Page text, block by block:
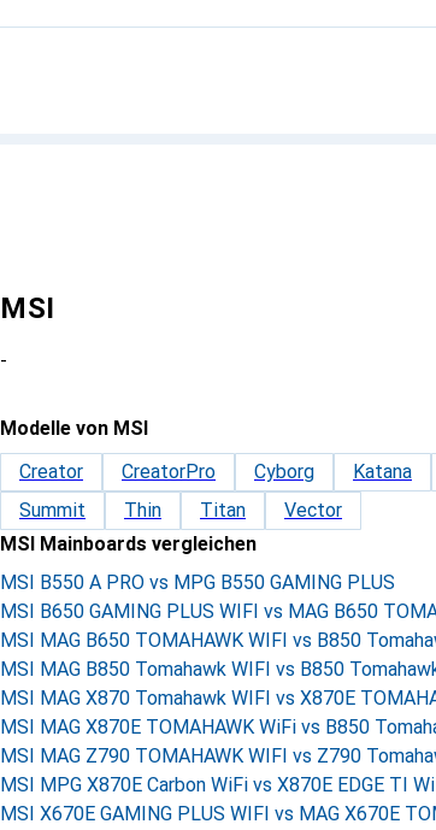
MSI
-
Modelle von MSI
Creator
CreatorPro Cyborg Katana
Summit
Thin Titan
Vector
MSI Mainboards vergleichen
MSI B550 A PRO vs MPG B550 GAMING PLUS
MSI B650 GAMING PLUS WIFI vs MAG B650
MSI MAG B650 TOMAHAWK WIFI vs B850
MSI MAG B850 Tomahawk WIFI vs B850
MSI MAG X870 Tomahawk WIFI vs X870E
MSI MAG X870E TOMAHAWK WiFi vs B850
MSI MAG Z790 TOMAHAWK WIFI vs Z790
MSI MPG X870E Carbon WiFi vs X870E EDGE TI
MSI X670E GAMING PLUS WIFI vs MAG X670E